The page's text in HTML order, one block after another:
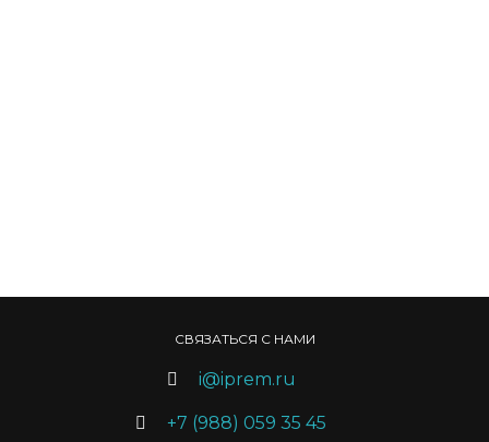
СВЯЗАТЬСЯ С НАМИ
i@iprem.ru
+7 (988) 059 35 45